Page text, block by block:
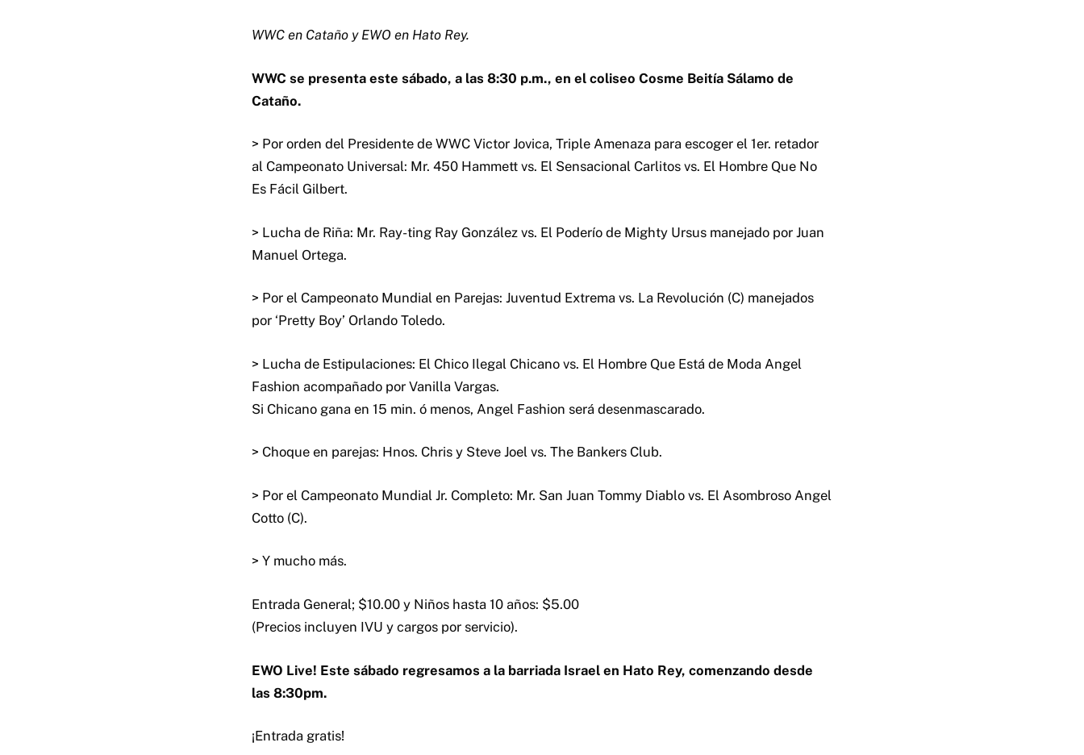
WWC en Cataño y EWO en Hato Rey.
WWC se presenta este sábado, a las 8:30 p.m., en el coliseo Cosme Beitía Sálamo de
Cataño.
> Por orden del Presidente de WWC Victor Jovica, Triple Amenaza para escoger el 1er. retador
al Campeonato Universal: Mr. 450 Hammett vs. El Sensacional Carlitos vs. El Hombre Que No
Es Fácil Gilbert.
> Lucha de Riña: Mr. Ray-ting Ray González vs. El Poderío de Mighty Ursus manejado por Juan
Manuel Ortega.
> Por el Campeonato Mundial en Parejas: Juventud Extrema vs. La Revolución (C) manejados
por ‘Pretty Boy’ Orlando Toledo.
> Lucha de Estipulaciones: El Chico Ilegal Chicano vs. El Hombre Que Está de Moda Angel
Fashion acompañado por Vanilla Vargas.
Si Chicano gana en 15 min. ó menos, Angel Fashion será desenmascarado.
> Choque en parejas: Hnos. Chris y Steve Joel vs. The Bankers Club.
> Por el Campeonato Mundial Jr. Completo: Mr. San Juan Tommy Diablo vs. El Asombroso Angel
Cotto (C).
> Y mucho más.
Entrada General; $10.00 y Niños hasta 10 años: $5.00
(Precios incluyen IVU y cargos por servicio).
EWO Live! Este sábado regresamos a la barriada Israel en Hato Rey, comenzando desde
las 8:30pm.
¡Entrada gratis!